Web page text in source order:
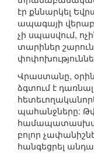
էր քննարկել
ապագայի
չի սպասվում,
տարիներ
Վրաստանը,
ձգտում է
պահանջները:
բոլոր
հանգեցրել